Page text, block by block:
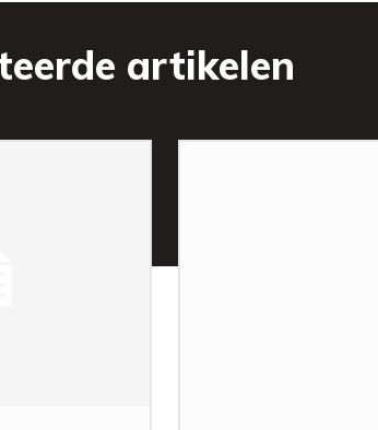
artikelen